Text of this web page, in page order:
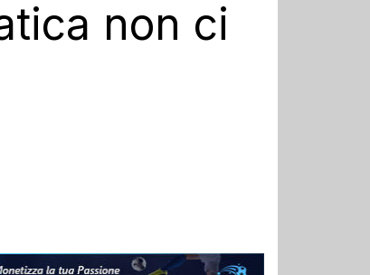
non ci